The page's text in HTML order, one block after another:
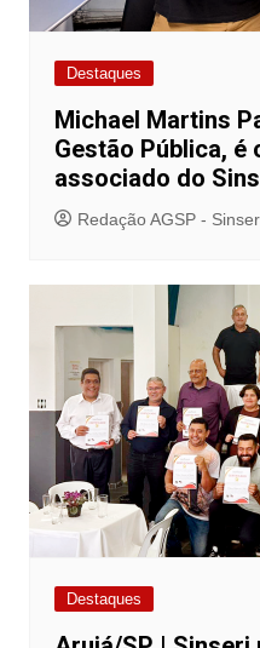
Destaques
Michael Martins
Gestão Pública, é
associado do
Redação AGSP -
Destaques